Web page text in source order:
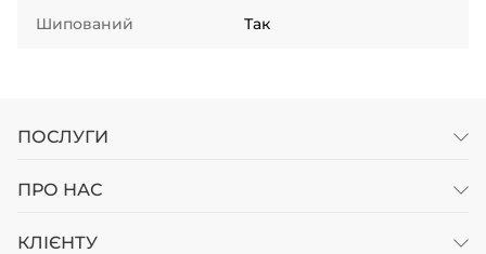
Шипований Так
ПОСЛУГИ
ПРО НАС
КЛІЄНТУ